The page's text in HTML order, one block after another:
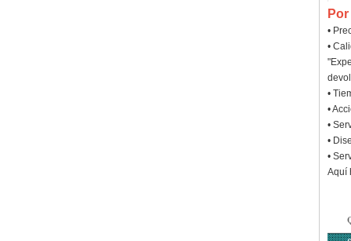
•
•
•
•
•
•
•
Aquí